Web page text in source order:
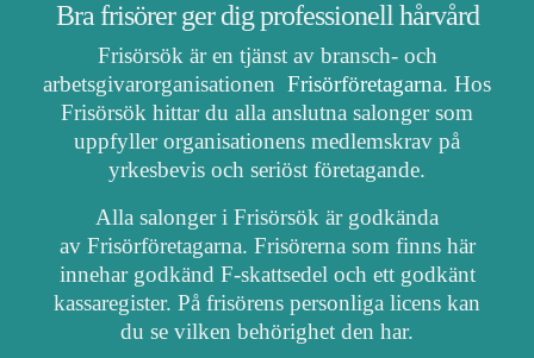
Bra frisörer ger dig professionell hårvård
Frisörsök är en tjänst av bransch- och
arbetsgivarorganisationen Frisörföretagarna. Hos
Frisörsök hittar du alla anslutna salonger som
uppfyller organisationens medlemskrav på
yrkesbevis och seriöst företagande.
Alla salonger i Frisörsök är godkända
av Frisörföretagarna. Frisörerna som finns här
innehar godkänd F-skattsedel och ett godkänt
kassaregister. På frisörens personliga licens kan
du se vilken behörighet den har.